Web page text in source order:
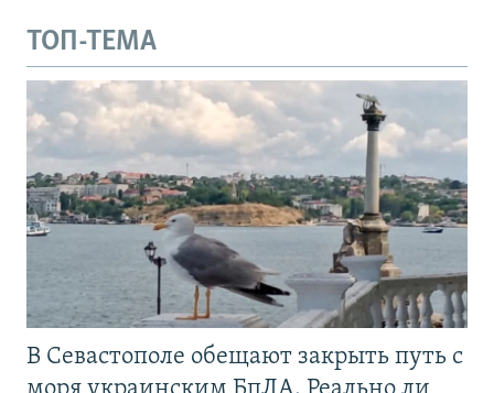
ТОП-ТЕМА
В Севастополе обещают закрыть путь с